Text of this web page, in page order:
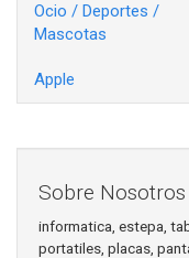
Ocio / Deportes /
Mascotas
Apple
Sobre Nosotros
informatica, estepa,
portatiles, placas,